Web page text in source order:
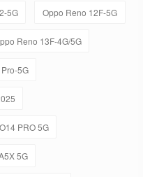
5G Oppo Reno 12F-5G
Reno 13F-4G/5G
5G
PRO 5G
5G